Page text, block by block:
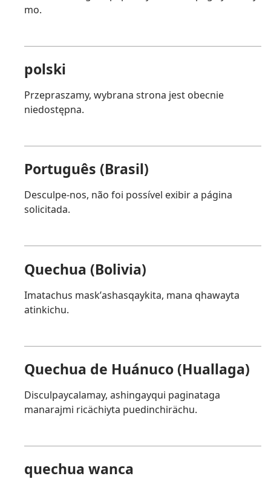
mo.
polski
Przepraszamy, wybrana strona jest obecnie
niedostępna.
Português (Brasil)
Desculpe-nos, não foi possível exibir a página
solicitada.
Quechua (Bolivia)
Imatachus maskʼashasqaykita, mana qhawayta
atinkichu.
Quechua de Huánuco (Huallaga)
Disculpaycalamay, ashingayqui paginataga
manarajmi ricächiyta puedinchirächu.
quechua wanca